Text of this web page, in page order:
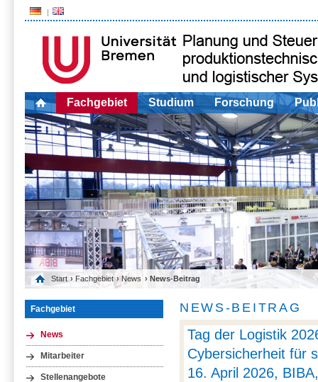
Fachgebiet Studium Forschung
Start › Fachgebiet › News › News-Beitrag
Fachgebiet
News
Mitarbeiter
Stellenangebote
NEWS-BEITRAG
Tag der Logistik
Cybersicherheit für
16. April 2026,